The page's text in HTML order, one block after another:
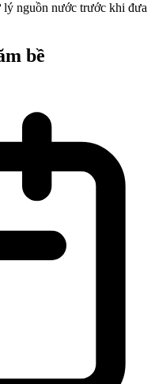
nguồn nước trước khi đưa
bề